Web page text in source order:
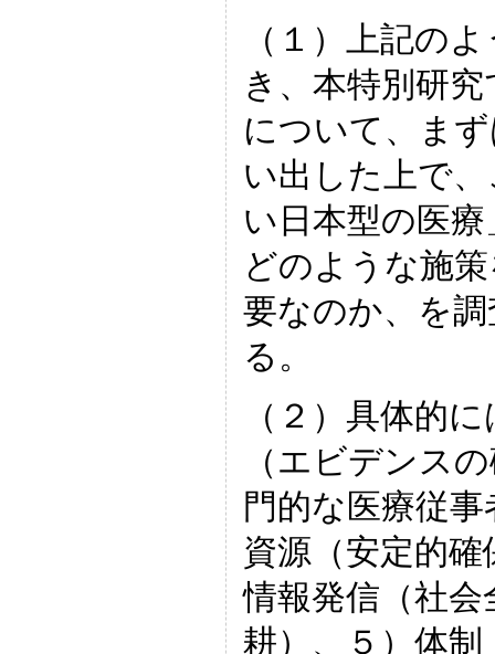
（１）上記の
き、本特別研
について、ま
い出した上で
い日本型の医
どのような施
要なのか、を
る。
（２）具体的
（エビデンス
門的な医療従
資源（安定的
情報発信（社
耕）、５）体